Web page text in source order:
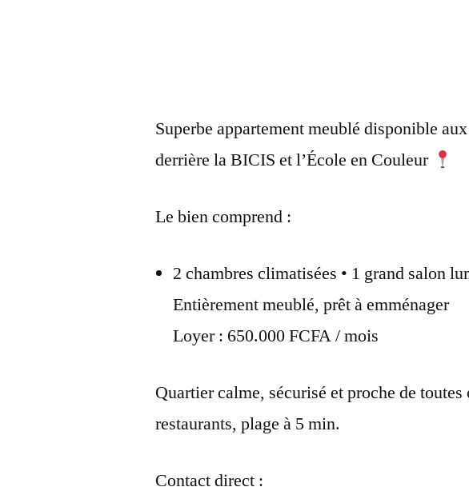
Superbe appartement meublé disponible
derrière la BICIS et l’École en Couleur
Le bien comprend :
2 chambres climatisées • 1 grand salon
Entièrement meublé, prêt à emménager
Loyer : 650.000 FCFA / mois
Quartier calme, sécurisé et proche de
restaurants, plage à 5 min.
Contact direct :